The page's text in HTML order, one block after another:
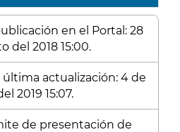
en el Portal: 28
del 2018 15:00.
última actualización: 4 de
2019 15:07.
de presentación de